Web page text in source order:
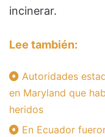
incinerar.
Lee también:
Autoridades
en Maryland que
heridos
En Ecuador